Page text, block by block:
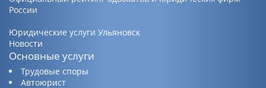
России
Юридические услуги Ульяновск
Новости
Основные услуги
Трудовые споры
Автоюрист